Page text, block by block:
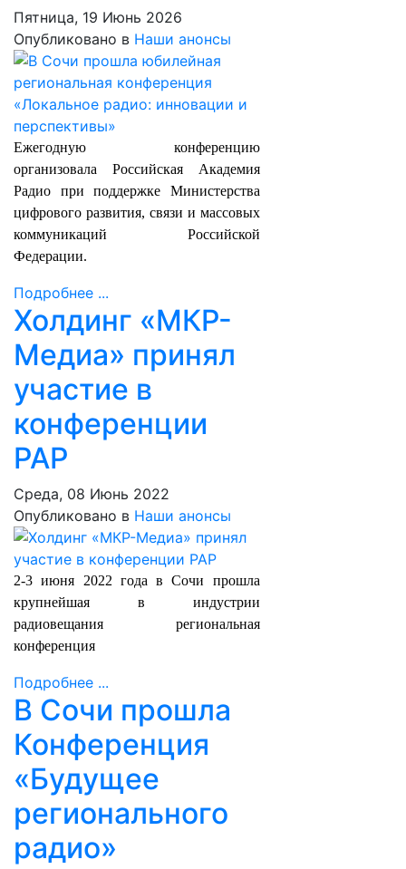
Пятница, 19 Июнь 2026
Опубликовано в Наши анонсы
Ежегодную конференцию
организовала Российская Академия
Радио при поддержке Министерства
цифрового развития, связи и массовых
коммуникаций Российской
Федерации.
Подробнее ...
Холдинг «МКР-
Медиа» принял
участие в
конференции
РАР
Среда, 08 Июнь 2022
Опубликовано в Наши анонсы
2-3 июня 2022 года в Сочи прошла
крупнейшая в индустрии
радиовещания региональная
конференция
Подробнее ...
В Сочи прошла
Конференция
«Будущее
регионального
радио»